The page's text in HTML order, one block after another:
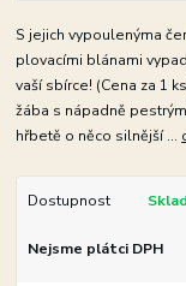
S jejich vypoulenýma
plovacími blánami
vaší sbírce! (Cena za 1
žába s nápadně
hřbetě o něco silnější ...
Dostupnost
Nejsme plátci DPH